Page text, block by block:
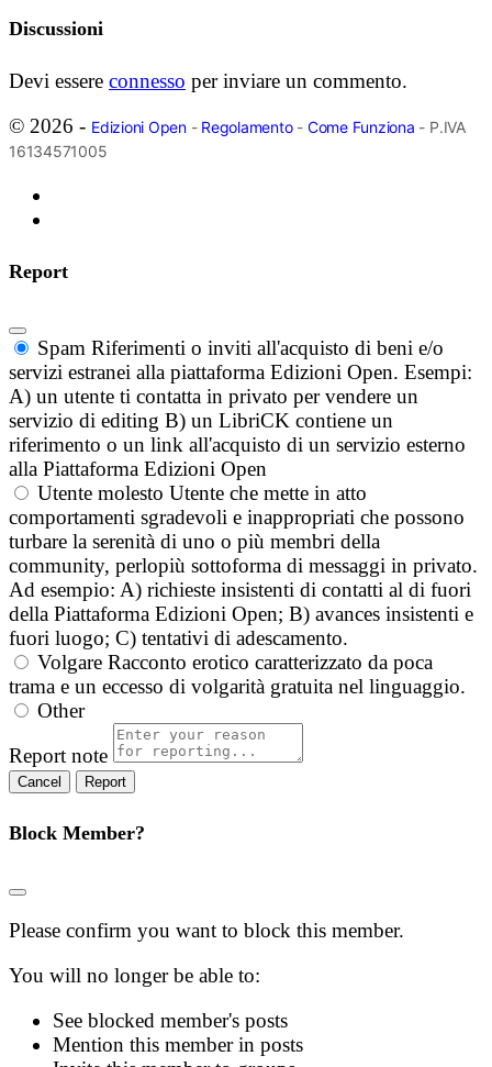
Discussioni
Devi essere connesso per inviare un commento.
© 2026 - Edizioni Open- Regolamento- Come Funziona - P.IVA
16134571005
Report
Spam Riferimenti o inviti all'acquisto di beni e/o
servizi estranei alla piattaforma Edizioni Open. Esempi:
A) un utente ti contatta in privato per vendere un
servizio di editing B) un LibriCK contiene un
riferimento o un link all'acquisto di un servizio esterno
alla Piattaforma Edizioni Open
Utente molesto Utente che mette in atto
comportamenti sgradevoli e inappropriati che possono
turbare la serenità di uno o più membri della
community, perlopiù sottoforma di messaggi in privato.
Ad esempio: A) richieste insistenti di contatti al di fuori
della Piattaforma Edizioni Open; B) avances insistenti e
fuori luogo; C) tentativi di adescamento.
Volgare Racconto erotico caratterizzato da poca
trama e un eccesso di volgarità gratuita nel linguaggio.
Other
Report note
Report
Block Member?
Please confirm you want to block this member.
You will no longer be able to:
See blocked member's posts
Mention this member in posts